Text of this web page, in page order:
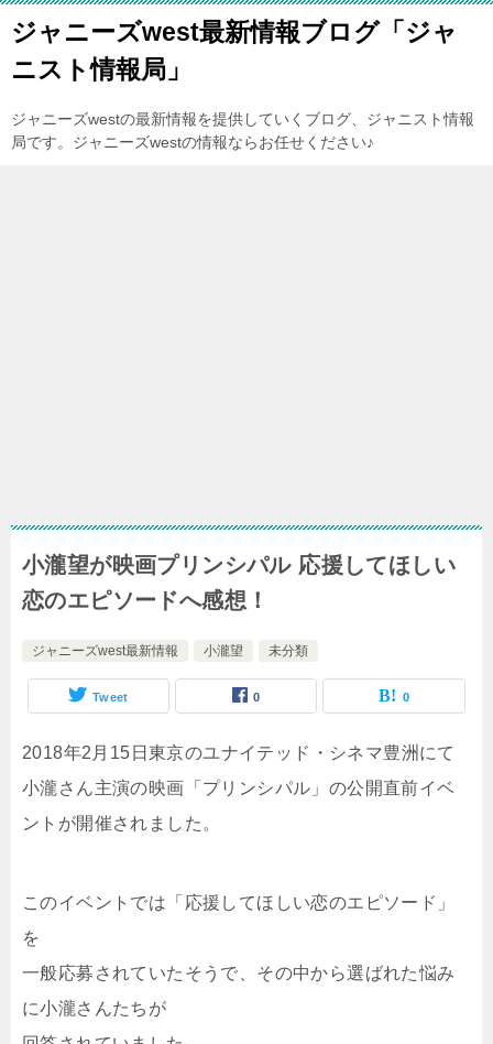
ジャニーズwest最新情報ブログ「ジャ
ニスト情報局」
ジャニーズwestの最新情報を提供していくブログ、ジャニスト情報
局です。ジャニーズwestの情報ならお任せください♪
小瀧望が映画プリンシパル 応援してほしい
恋のエピソードへ感想！
ジャニーズwest最新情報 小瀧望 未分類
Tweet 0 0
2018年2月15日東京のユナイテッド・シネマ豊洲にて
小瀧さん主演の映画「プリンシパル」の公開直前イベ
ントが開催されました。
このイベントでは「応援してほしい恋のエピソード」
を
一般応募されていたそうで、その中から選ばれた悩み
に小瀧さんたちが